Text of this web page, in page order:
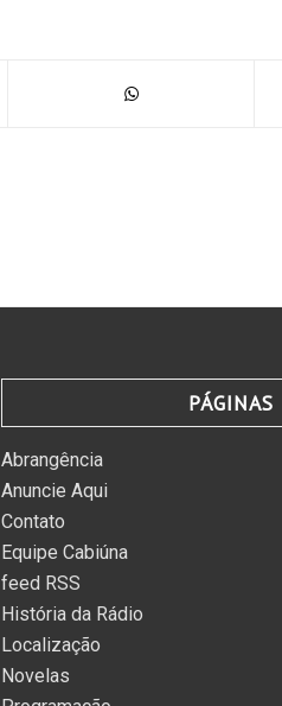
PÁGINAS
Abrangência
Anuncie Aqui
Contato
Equipe Cabiúna
feed RSS
História da Rádio
Localização
Novelas